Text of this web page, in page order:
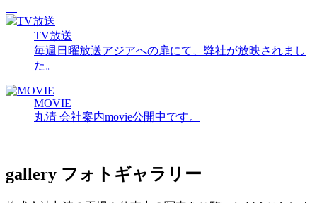
TV放送
毎週日曜放送アジアへの扉にて、弊社が放映されまし
た。
MOVIE
丸清 会社案内movie公開中です。
gallery フォトギャラリー